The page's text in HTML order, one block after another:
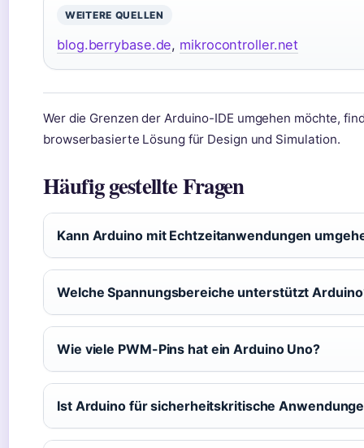
WEITERE QUELLEN
blog.berrybase.de, mikrocontroller.net
Wer die Grenzen der Arduino-IDE umgehen möchte,
browserbasierte Lösung für Design und Simulation.
Häufig gestellte Fragen
Kann Arduino mit Echtzeitanwendungen
Welche Spannungsbereiche unterstützt
Wie viele PWM-Pins hat ein Arduino Uno?
Ist Arduino für sicherheitskritische